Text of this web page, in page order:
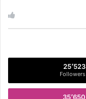
25٬523
Followers
35٬650